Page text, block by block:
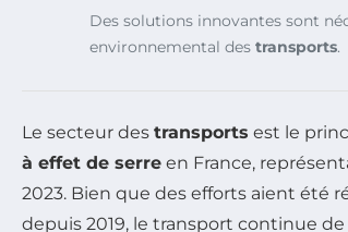
Des solutions innovantes sont
environnemental des transports.
Le secteur des transports est le
à effet de serre en France,
2023. Bien que des efforts aient été
depuis 2019, le transport continue